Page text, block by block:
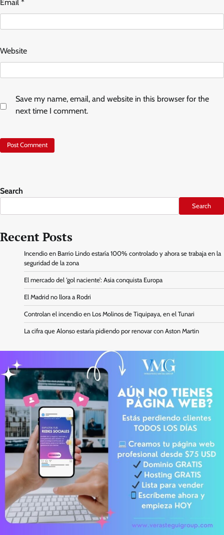
Email *
Website
Save my name, email, and website in this browser for the
next time I comment.
Search
Search
Recent Posts
Incendio en Barrio Lindo estaría 100% controlado y ahora se trabaja en la
seguridad de la zona
El mercado del ‘gol naciente’: Asia conquista Europa
El Madrid no llora a Rodri
Controlan el incendio en Los Molinos de Tiquipaya, en el Tunari
La cifra que Alonso estaría pidiendo por renovar con Aston Martin